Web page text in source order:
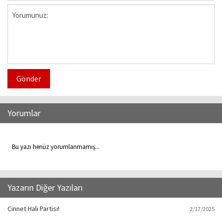
Gönder
Yorumlar
Bu yazı henüz yorumlanmamış...
Yazarın Diğer Yazıları
Cinnet Hali Partisi! 2/17/2025